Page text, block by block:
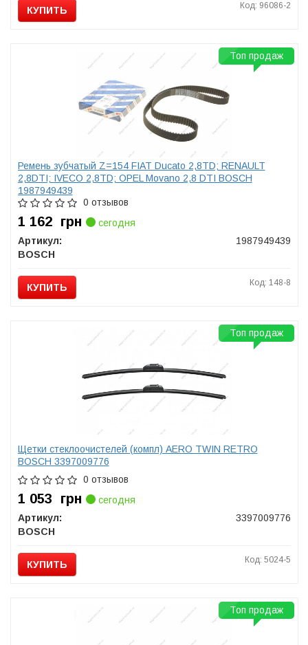
КУПИТЬ Код: 96086-2
Ремень зубчатый Z=154 FIAT Ducato 2,8TD; RENAULT
2,8DTI; IVECO 2,8TD; OPEL Movano 2,8 DTI BOSCH
1987949439
0 отзывов
1 162 грн
сегодня
Артикул:
1987949439
BOSCH
КУПИТЬ Код: 148-8
Топ продаж
Щетки стеклоочистелей (компл) AERO TWIN RETRO
BOSCH 3397009776
0 отзывов
1 053 грн
сегодня
Артикул:
3397009776
BOSCH
КУПИТЬ Код: 5024-5
Топ продаж
Топ продаж